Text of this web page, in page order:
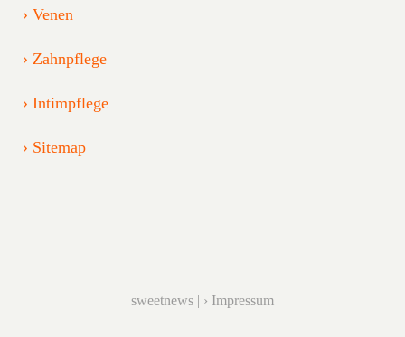
Venen
Zahnpflege
Intimpflege
Sitemap
sweetnews | Impressum